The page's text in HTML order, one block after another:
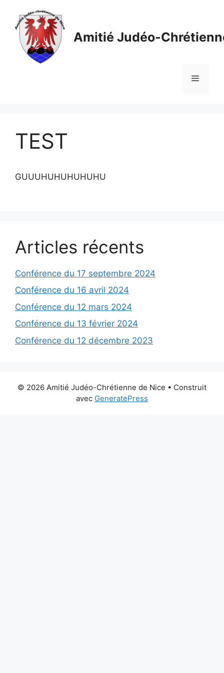
contenu
Amitié Judéo-
Menu
TEST
GUUUHUHUHUHUHU
Articles récents
Conférence du 17 septembre 2024
Conférence du 16 avril 2024
Conférence du 12 mars 2024
Conférence du 13 février 2024
Conférence du 12 décembre 2023
© 2026 Amitié Judéo-Chrétienne de Nice • Construit
avec GeneratePress